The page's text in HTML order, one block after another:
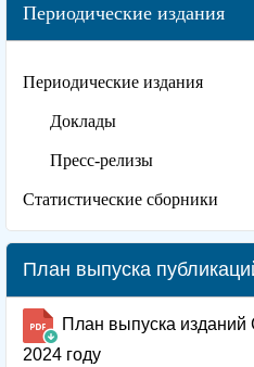
Периодические издания
Периодические издания
Доклады
Пресс-релизы
Статистические сборники
План выпуска
План выпуска изданий
2024 году